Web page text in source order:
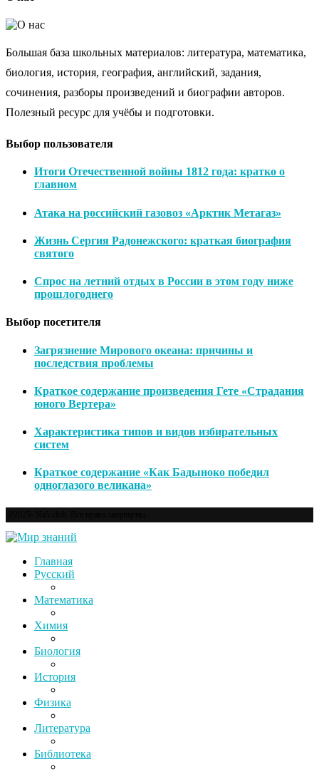
Большая база школьных материалов: литература, математика,
биология, история, география, английский, задания,
сочинения, разборы произведений и биографии авторов.
Полезный ресурс для учёбы и подготовки.
Выбор пользователя
Итоги Отечественной войны 1812 года: кратко о
главном
Атака на российский газовоз «Арктик Метагаз»
Жизнь Сергия Радонежского: краткая биография
святого
Спрос на летний отдых в России в этом году ниже
прошлогоднего
Выбор посетителя
Загрязнение Мирового океана: причины и
последствия проблемы
Краткое содержание произведения Гете «Страдания
юного Вертера»
Характеристика типов и видов избирательных
систем
Краткое содержание «Как Бадыноко победил
одноглазого великана»
Главная
Русский
Математика
Химия
Биология
История
Физика
Литература
Библиотека